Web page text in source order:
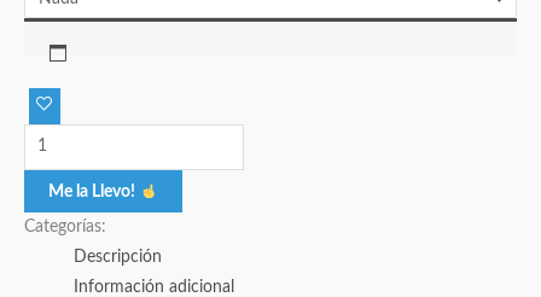
Me la Llevo!
Categorías:
Descripción
Información adicional